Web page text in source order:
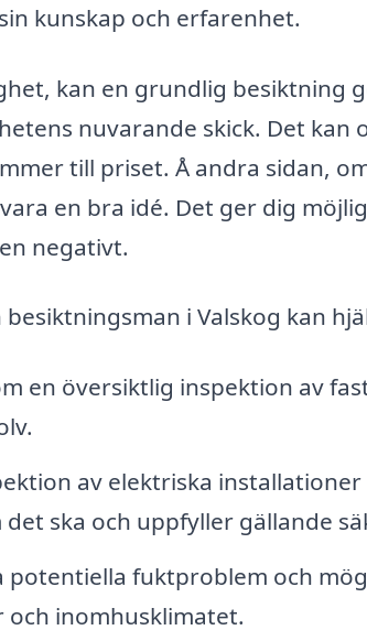
kunskap och erfarenhet.
kan en grundlig besiktning
nuvarande skick. Det kan
till priset. Å andra sidan,
en bra idé. Det ger dig
negativt.
i Valskog kan
en översiktlig inspektion av
av elektriska
ska och uppfyller gällande
fuktproblem och
inomhusklimatet.